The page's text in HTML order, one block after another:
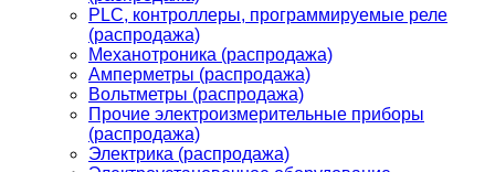
PLС, контроллеры, программируемые реле
(распродажа)
Механотроника (распродажа)
Амперметры (распродажа)
Вольтметры (распродажа)
Прочие электроизмерительные приборы
(распродажа)
Электрика (распродажа)